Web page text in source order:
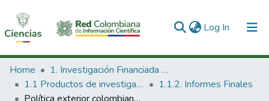
Log In (current)
Communities & Collections
All of DSpace
Home
1. Investigación Financiada con Recursos Públicos
1.1 Productos de investigación
1.1.2. Informes Finales